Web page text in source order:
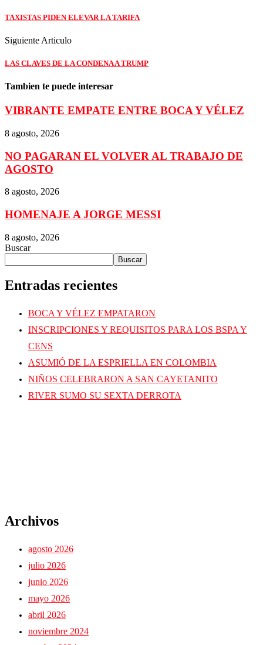
TAXISTAS PIDEN ELEVAR LA TARIFA
Siguiente Articulo
LAS CLAVES DE LA CONDENA A TRUMP
Tambien te puede interesar
VIBRANTE EMPATE ENTRE BOCA Y VÉLEZ
8 agosto, 2026
NO PAGARAN EL VOLVER AL TRABAJO DE
AGOSTO
8 agosto, 2026
HOMENAJE A JORGE MESSI
8 agosto, 2026
Buscar
Buscar
Entradas recientes
BOCA Y VÉLEZ EMPATARON
INSCRIPCIONES Y REQUISITOS PARA LOS BSPA Y
CENS
ASUMIÓ DE LA ESPRIELLA EN COLOMBIA
NIÑOS CELEBRARON A SAN CAYETANITO
RIVER SUMO SU SEXTA DERROTA
Archivos
agosto 2026
julio 2026
junio 2026
mayo 2026
abril 2026
noviembre 2024